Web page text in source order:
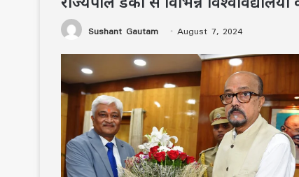
Sushant Gautam August 7, 2024